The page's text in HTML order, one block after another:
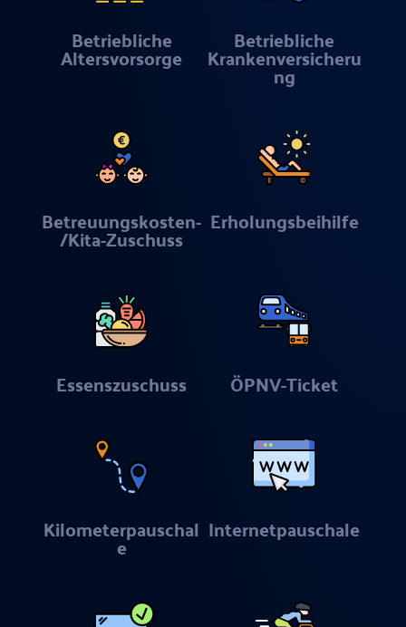
Betriebliche
Altersvorsorge
Betriebliche
Krankenversicheru
ng
Betreuungskosten-
/Kita-Zuschuss
Erholungsbeihilfe
Essenszuschuss ÖPNV-Ticket
Kilometerpauschal
e
Internetpauschale